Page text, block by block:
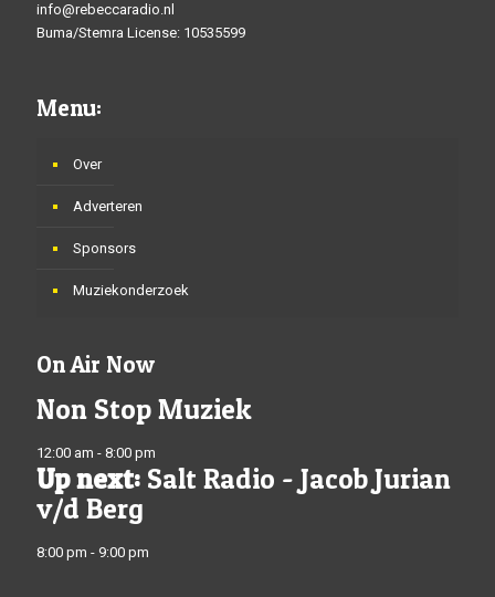
info@rebeccaradio.nl
Buma/Stemra License: 10535599
Menu:
Over
Adverteren
Sponsors
Muziekonderzoek
On Air Now
Non Stop Muziek
12:00 am - 8:00 pm
Up next: Salt Radio - Jacob Jurian
v/d Berg
8:00 pm - 9:00 pm